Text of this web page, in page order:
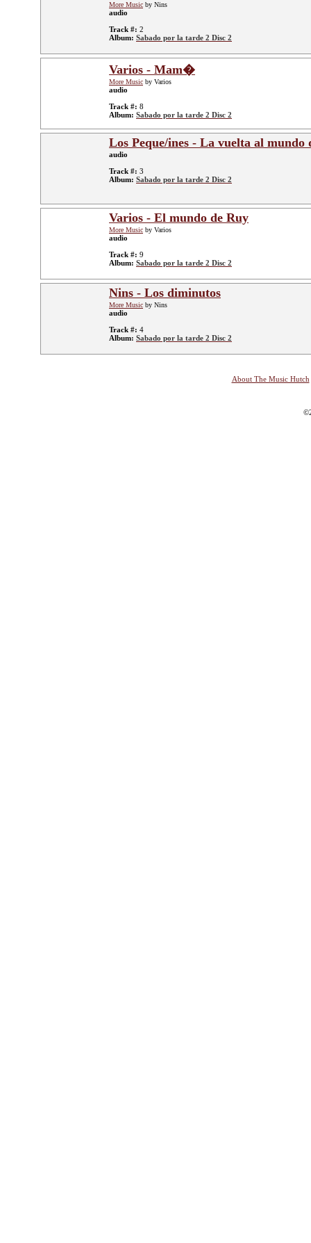
More Music by Nins
audio
Track #: 2
Album: Sabado por la tarde 2 Disc 2
Varios - Mam�
More Music by Varios
audio
Track #: 8
Album: Sabado por la tarde 2 Disc 2
Los Peque/ines - La vuelta al mundo
audio
Track #: 3
Album: Sabado por la tarde 2 Disc 2
Varios - El mundo de Ruy
More Music by Varios
audio
Track #: 9
Album: Sabado por la tarde 2 Disc 2
Nins - Los diminutos
More Music by Nins
audio
Track #: 4
Album: Sabado por la tarde 2 Disc 2
About The Music Hutch